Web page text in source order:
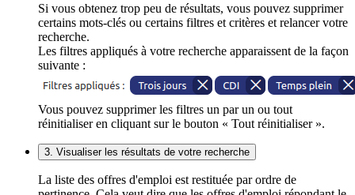
Si vous obtenez trop peu de résultats, vous pouvez supprimer
certains mots-clés ou certains filtres et critères et relancer votre
recherche.
Les filtres appliqués à votre recherche apparaissent de la façon
suivante :
Vous pouvez supprimer les filtres un par un ou tout
réinitialiser en cliquant sur le bouton « Tout réinitialiser ».
3. Visualiser les résultats de votre recherche
La liste des offres d'emploi est restituée par ordre de